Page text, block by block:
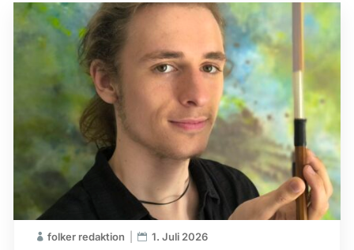
folker redaktion 1. Juli 2026